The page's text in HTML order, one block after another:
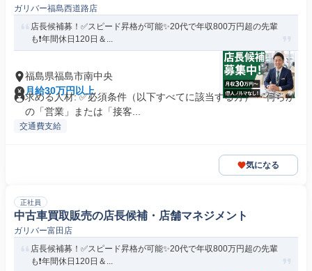
ガリバー福島西道路店
店長候補募！✅️スピード昇格が可能✨20代で年収800万円超の先輩
も❗️年間休日120日＆...
福島県福島市南中央
月給30万円以上
求める人材: ✅必須条件（以下すべてに該当する方） ・何らか
の「営業」または「接客...
交通費支給
気になる
正社員
中古車買取販売の店長候補・店舗マネジメント
ガリバー富田店
店長候補募！✅️スピード昇格が可能✨20代で年収800万円超の先輩
も❗️年間休日120日＆...